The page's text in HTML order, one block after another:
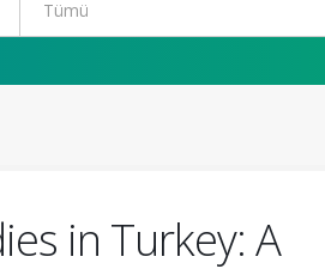
in Turkey: A